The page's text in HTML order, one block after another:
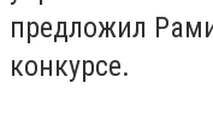
предложил
конкурсе.